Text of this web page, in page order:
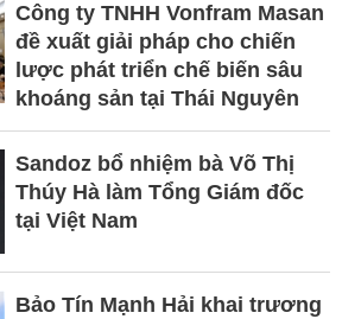
Công ty TNHH Vonfram Masan
đề xuất giải pháp cho chiến
lược phát triển chế biến sâu
khoáng sản tại Thái Nguyên
Sandoz bổ nhiệm bà Võ Thị
Thúy Hà làm Tổng Giám đốc
tại Việt Nam
Bảo Tín Mạnh Hải khai trương